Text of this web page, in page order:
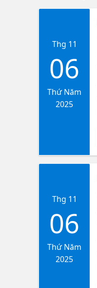
Thg 11
06
Thứ Năm
2025
Thg 11
06
Thứ Năm
2025